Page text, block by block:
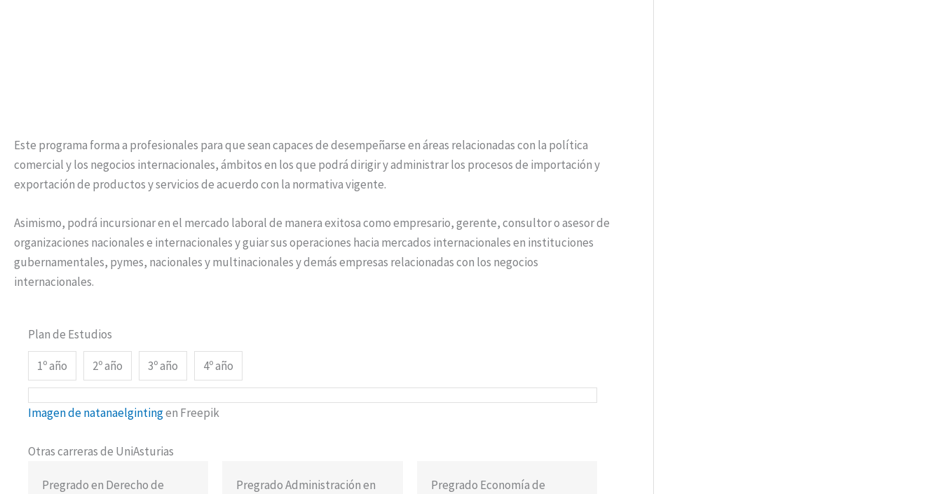
Este programa forma a profesionales para que sean capaces de desempeñarse en áreas relacionadas con la política
comercial y los negocios internacionales, ámbitos en los que podrá dirigir y administrar los procesos de importación y
exportación de productos y servicios de acuerdo con la normativa vigente.
Asimismo, podrá incursionar en el mercado laboral de manera exitosa como empresario, gerente, consultor o asesor de
organizaciones nacionales e internacionales y guiar sus operaciones hacia mercados internacionales en instituciones
gubernamentales, pymes, nacionales y multinacionales y demás empresas relacionadas con los negocios
internacionales.
Plan de Estudios
1º año 2º año 3º año 4º año
Imagen de natanaelgintingen Freepik
Otras carreras de UniAsturias
Pregrado en Derecho de
Pregrado Administración en
Pregrado Economía de